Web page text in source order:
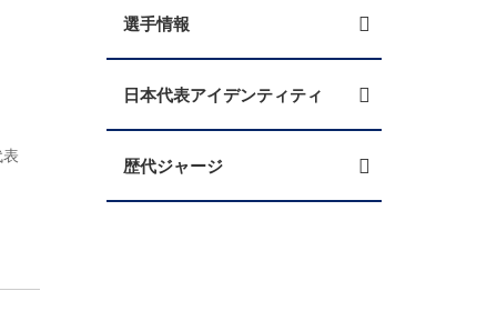
選手情報
日本代表アイデンティティ
歴代ジャージ